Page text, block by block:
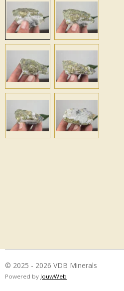
© 2025 - 2026 VDB Minerals
Powered by JouwWeb